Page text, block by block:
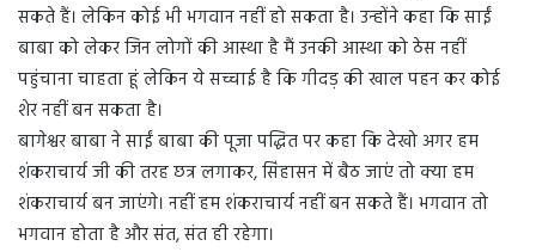
सकते हैं। लेकिन कोई भी भगवान नहीं हो सकता है। उन्होंने कहा कि साईं
बाबा को लेकर जिन लोगों की आस्था है मैं उनकी आस्था को ठेस नहीं
पहुंचाना चाहता हूं लेकिन ये सच्चाई है कि गीदड़ की खाल पहन कर कोई
शेर नहीं बन सकता है।
बागेश्वर बाबा ने साईं बाबा की पूजा पद्धित पर कहा कि देखो अगर हम
शंकराचार्य जी की तरह छत्र लगाकर, सिंहासन में बैठ जाएं तो क्या हम
शंकराचार्य बन जाएंगे। नहीं हम शंकराचार्य नहीं बन सकते हैं। भगवान तो
भगवान होता है और संत, संत ही रहेगा।